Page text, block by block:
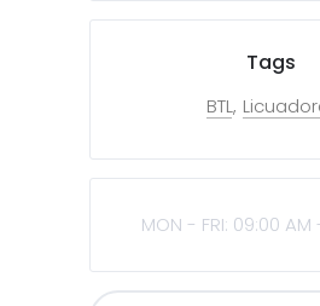
Tags
BTL
MON - FRI: 09:00 AM